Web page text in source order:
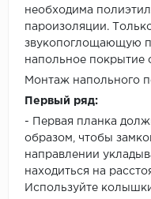
необходима
пароизоляции.
звукопоглощающую
напольное
Монтаж напольного
Первый ряд:
- Первая планка
образом, чтобы
направлении
находиться на
Используйте